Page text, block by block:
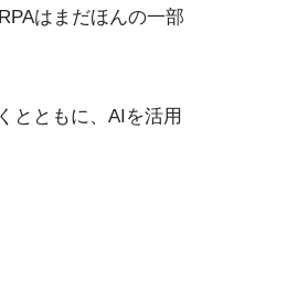
はまだほんの一部
とともに、AIを活用